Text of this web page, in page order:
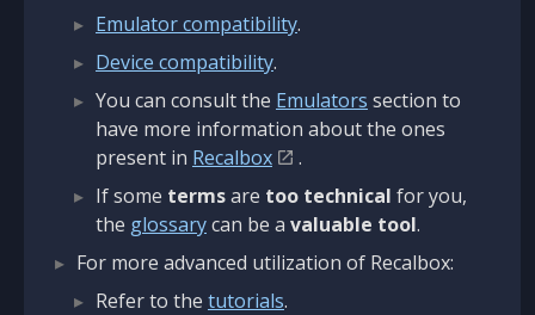
Emulator compatibility.
Device compatibility.
You can consult the Emulators section to
have more information about the ones
present in Recalbox
.
If some termsare too technical for you,
the glossarycan be a valuable tool.
For more advanced utilization of Recalbox:
Refer to the tutorials.